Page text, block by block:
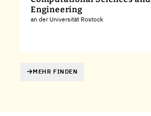
Engineering
an der Universität Rostock
MEHR FINDEN